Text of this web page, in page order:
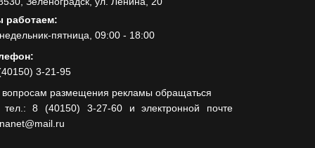
работаем:
пятница, 09:00 - 18:00
3-21-95
размещения рекламы обращаться
тел.: 8 (40150) 3-27-60 и электронной почте